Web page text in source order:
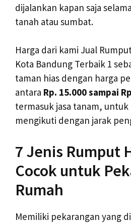
dijalankan kapan saja
tanah atau sumbat.
Harga dari kami Jual
Kota Bandung Terbaik 1
taman hias dengan harga
antara Rp. 15.000 sampai
termasuk jasa tanam, untuk
mengikuti dengan jarak
7 Jenis Rumput
Cocok untuk
Rumah
Memiliki pekarangan yang